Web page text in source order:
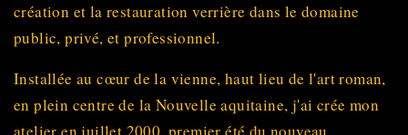
création et la restauration verrière dans le domaine
public, privé, et professionnel.
Installée au cœur de la vienne, haut lieu de l'art roman,
en plein centre de la Nouvelle aquitaine, j'ai crée mon